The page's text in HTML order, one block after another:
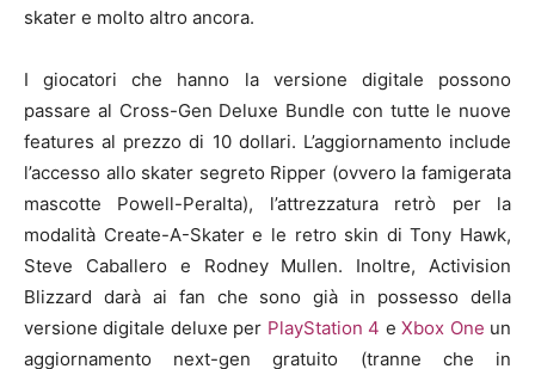
skater e molto altro ancora.
I giocatori che hanno la versione digitale possono
passare al Cross-Gen Deluxe Bundle con tutte le nuove
features al prezzo di 10 dollari. L’aggiornamento include
l’accesso allo skater segreto Ripper (ovvero la famigerata
mascotte Powell-Peralta), l’attrezzatura retrò per la
modalità Create-A-Skater e le retro skin di Tony Hawk,
Steve Caballero e Rodney Mullen. Inoltre, Activision
Blizzard darà ai fan che sono già in possesso della
versione digitale deluxe per PlayStation 4 eXbox One un
aggiornamento next-gen gratuito (tranne che in